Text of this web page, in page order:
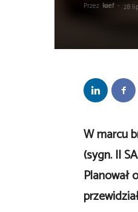
Przez kaef - 28
W marcu
(sygn. II
Planował